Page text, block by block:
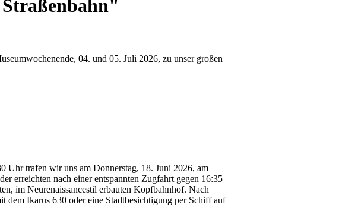
04. und 05. Juli 2026, zu unser großen
Uhr trafen wir uns am Donnerstag, 18. Juni 2026, am
erreichten nach einer entspannten Zugfahrt gegen 16:35
im Neurenaissancestil erbauten Kopfbahnhof. Nach
dem Ikarus 630 oder eine Stadtbesichtigung per Schiff auf